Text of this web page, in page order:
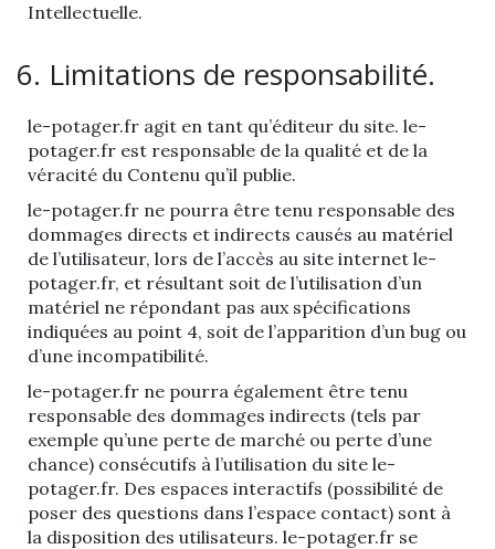
Intellectuelle.
6. Limitations de responsabilité.
le-potager.fr agit en tant qu’éditeur du site. le-
potager.fr est responsable de la qualité et de la
véracité du Contenu qu’il publie.
le-potager.fr ne pourra être tenu responsable des
dommages directs et indirects causés au matériel
de l’utilisateur, lors de l’accès au site internet le-
potager.fr, et résultant soit de l’utilisation d’un
matériel ne répondant pas aux spécifications
indiquées au point 4, soit de l’apparition d’un bug ou
d’une incompatibilité.
le-potager.fr ne pourra également être tenu
responsable des dommages indirects (tels par
exemple qu’une perte de marché ou perte d’une
chance) consécutifs à l’utilisation du site le-
potager.fr. Des espaces interactifs (possibilité de
poser des questions dans l’espace contact) sont à
la disposition des utilisateurs. le-potager.fr se